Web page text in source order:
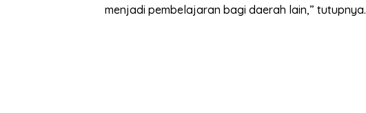
menjadi pembelajaran bagi daerah lain,” tutupnya.